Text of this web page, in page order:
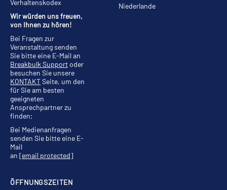
Niederlande
ÖFFNUNGSZEITEN
Verhaltenskodex
Wir würden uns freuen,
von Ihnen zu hören!
Bei Fragen zur
Veranstaltung senden
Sie bitte eine E-Mail an
Breakbulk Supportoder
besuchen Sie unsere
KONTAKTSeite, um den
für Sie am besten
geeigneten
Ansprechpartner zu
finden;
Bei Medienanfragen
senden Sie bitte eine E-
Mail
an [email protected]